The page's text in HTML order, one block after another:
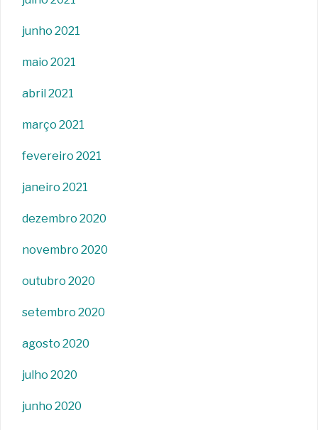
junho 2021
maio 2021
abril 2021
março 2021
fevereiro 2021
janeiro 2021
dezembro 2020
novembro 2020
outubro 2020
setembro 2020
agosto 2020
julho 2020
junho 2020